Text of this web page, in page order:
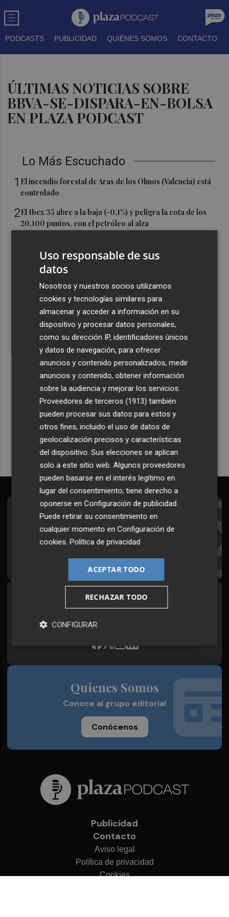
PODCASTS PUBLICIDAD QUIÉNES SOMOS CONTACTO
ÚLTIMAS NOTICIAS SOBRE
BBVA-SE-DISPARA-EN-BOLSA
EN PLAZA PODCAST
Lo Más Escuchado
1 El incendio forestal de Aras de los Olmos (Valencia) está
controlado
2El Ibex 35 abre a la baja (-0,1%) y peligra la cota de los
20.100 puntos, con el petróleo al alza
sobre la perla argentina Tiziano Perrotta
El UCAM CB más internacional: Sito tiene a 10 jugadores
que irán con sus selecciones en las ventanas FIBA
La Región de Murcia es la cuarta provincia que más
exporta a África: Marruecos, el primer destino
Recibe toda la actualidad de
Plaza Podcast en tu correo
Quiero suscribirme
Suscríbete al Boletín
Todos los días a primera hora en tu email
¡Quiero suscribirme!
Síguenos en redes
Plaza Podcast, desde cualquier medio
Quienes Somos
Conoce al grupo editorial
Conócenos
Publicidad
Contacto
Aviso legal
Política de privacidad
Cookies
Uso responsable de sus
datos
Nosotros y nuestros socios utilizamos
cookies y tecnologías similares para
almacenar y acceder a información en su
dispositivo y procesar datos personales,
como su dirección IP, identificadores únicos
y datos de navegación, para ofrecer
anuncios y contenido personalizados, medir
anuncios y contenido, obtener información
sobre la audiencia y mejorar los servicios.
Proveedores de terceros (1913) también
pueden procesar sus datos para estos y
otros fines, incluido el uso de datos de
geolocalización precisos y características
del dispositivo. Sus elecciones se aplican
solo a este sitio web. Algunos proveedores
pueden basarse en el interés legítimo en
lugar del consentimiento; tiene derecho a
oponerse enConfiguración de publicidad.
Puede retirar su consentimiento en
cualquier momento enConfiguración de
cookies.Política de privacidad
ACEPTAR TODO
RECHAZAR TODO
CONFIGURAR